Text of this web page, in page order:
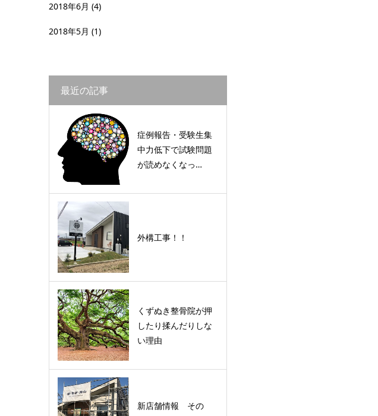
2018年6月 (4)
2018年5月 (1)
最近の記事
症例報告・受験生集
中力低下で試験問題
が読めなくなっ…
外構工事！！
くずぬき整骨院が押
したり揉んだりしな
い理由
新店舗情報 その